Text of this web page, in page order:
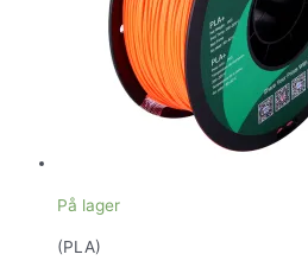
På lager
(PLA)